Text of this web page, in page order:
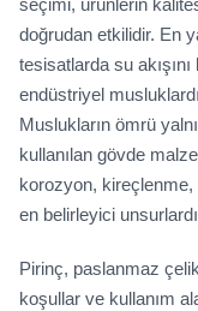
doğrudan etkilidir. En
tesisatlarda su
endüstriyel
Muslukların ömrü
kullanılan gövde
korozyon, kireçlenme,
en belirleyici
Pirinç, paslanmaz
koşullar ve kullanım